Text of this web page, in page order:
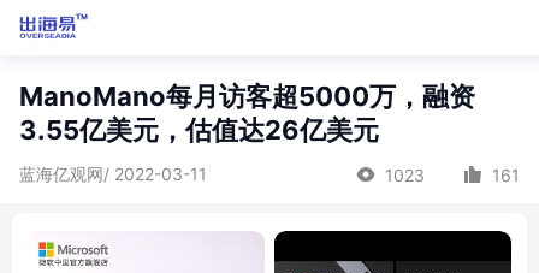
ManoMano每月访客超5000万，融资
3.55亿美元，估值达26亿美元
蓝海亿观网/ 2022-03-11 1023 161